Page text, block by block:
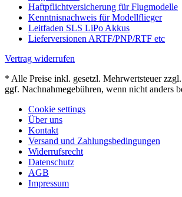
Haftpflichtversicherung für Flugmodelle
Kenntnisnachweis für Modellflieger
Leitfaden SLS LiPo Akkus
Lieferversionen ARTF/PNP/RTF etc
Vertrag widerrufen
* Alle Preise inkl. gesetzl. Mehrwertsteuer zzgl.
ggf. Nachnahmegebühren, wenn nicht anders
Cookie settings
Über uns
Kontakt
Versand und Zahlungsbedingungen
Widerrufsrecht
Datenschutz
AGB
Impressum